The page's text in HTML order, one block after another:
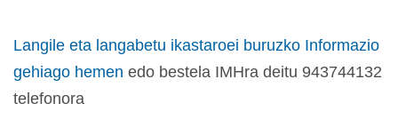
Langile eta langabetu ikastaroei buruzko Informazio
gehiago hemen edo bestela IMHra deitu 943744132
telefonora